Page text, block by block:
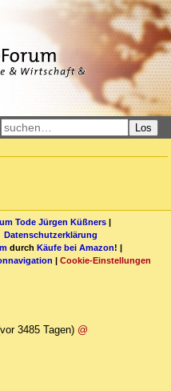
Los
Tode Jürgen Küßners |
Datenschutzerklärung
durch Käufe bei Amazon! |
| Cookie-Einstellungen
3485 Tagen) @